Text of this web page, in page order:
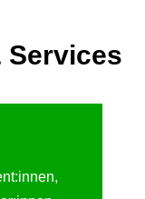
Services